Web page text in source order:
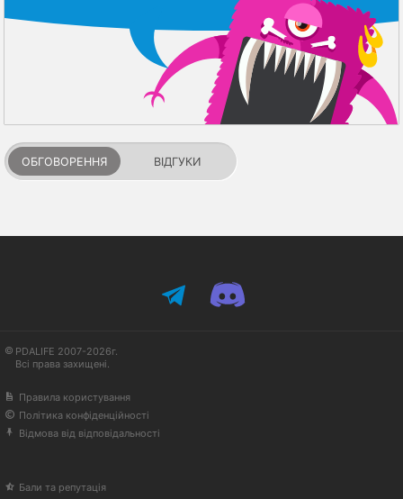
ОБГОВОРЕННЯ ВІДГУКИ
PDALIFE 2007-2026г.
Всі права захищені.
Правила користування
Політика конфіденційності
Відмова від відповідальності
Бали та репутація